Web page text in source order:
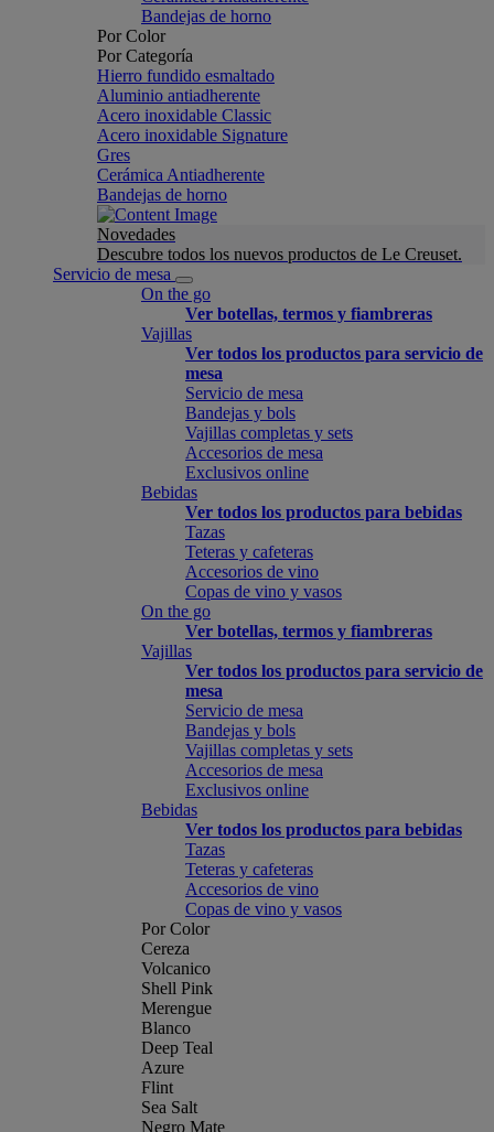
Bandejas de horno
Por Color
Por Categoría
Hierro fundido esmaltado
Aluminio antiadherente
Acero inoxidable Classic
Acero inoxidable Signature
Gres
Cerámica Antiadherente
Bandejas de horno
Novedades
Descubre todos los nuevos productos de Le Creuset.
Servicio de mesa
On the go
Ver botellas, termos y fiambreras
Vajillas
Ver todos los productos para servicio de
mesa
Servicio de mesa
Bandejas y bols
Vajillas completas y sets
Accesorios de mesa
Exclusivos online
Bebidas
Ver todos los productos para bebidas
Tazas
Teteras y cafeteras
Accesorios de vino
Copas de vino y vasos
On the go
Ver botellas, termos y fiambreras
Vajillas
Ver todos los productos para servicio de
mesa
Servicio de mesa
Bandejas y bols
Vajillas completas y sets
Accesorios de mesa
Exclusivos online
Bebidas
Ver todos los productos para bebidas
Tazas
Teteras y cafeteras
Accesorios de vino
Copas de vino y vasos
Por Color
Cereza
Volcanico
Shell Pink
Merengue
Blanco
Deep Teal
Azure
Flint
Sea Salt
Negro Mate